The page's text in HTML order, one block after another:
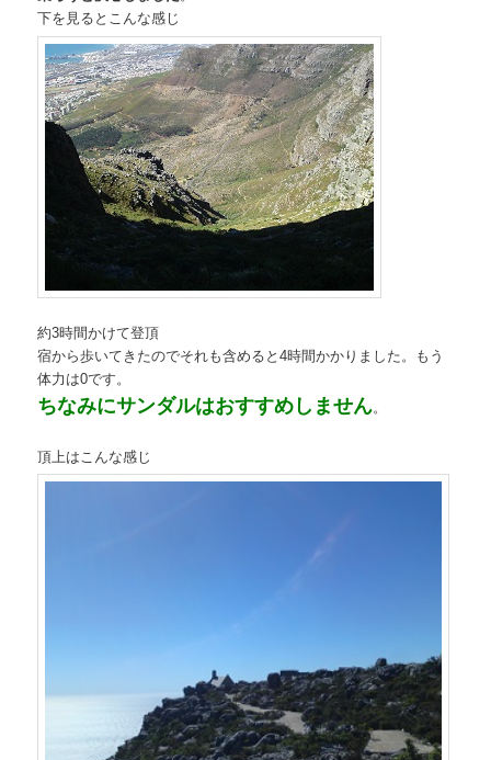
下を見るとこんな感じ
約3時間かけて登頂
宿から歩いてきたのでそれも含めると4時間かかりました。もう
体力は0です。
ちなみにサンダルはおすすめしません。
頂上はこんな感じ